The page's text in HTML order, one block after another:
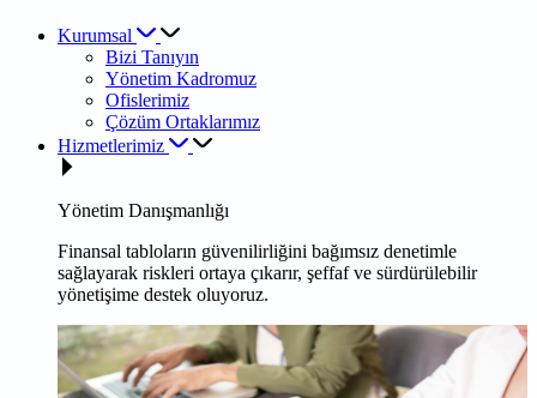
Kurumsal
Bizi Tanıyın
Yönetim Kadromuz
Ofislerimiz
Çözüm Ortaklarımız
Hizmetlerimiz
Yönetim Danışmanlığı
Finansal tabloların güvenilirliğini bağımsız denetimle
sağlayarak riskleri ortaya çıkarır, şeffaf ve sürdürülebilir
yönetişime destek oluyoruz.